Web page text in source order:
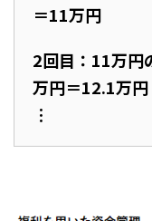
＝11万円
2回目：11万
万円＝12.1万円
︙